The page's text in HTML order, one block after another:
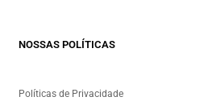
NOSSAS POLÍTICAS
Políticas de Privacidade